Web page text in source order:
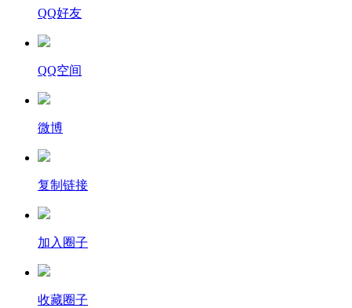
QQ好友
QQ空间
微博
复制链接
加入圈子
收藏圈子